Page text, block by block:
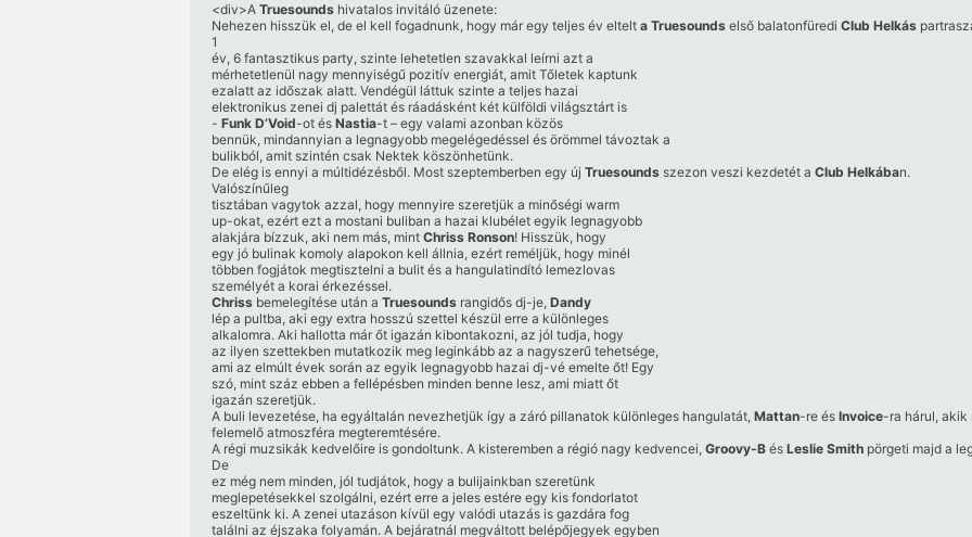
<div>A Truesoundshivatalos invitáló üzenete:
Nehezen hisszük el, de el kell fogadnunk, hogy már egy teljes év eltelt a Truesoundselső balatonfüredi Club Helkás
1
év, 6 fantasztikus party, szinte lehetetlen szavakkal leírni azt a
mérhetetlenül nagy mennyiségű pozitív energiát, amit Tőletek kaptunk
ezalatt az időszak alatt. Vendégül láttuk szinte a teljes hazai
elektronikus zenei dj palettát és ráadásként két külföldi világsztárt is
- Funk D’Void-ot és Nastia-t – egy valami azonban közös
bennük, mindannyian a legnagyobb megelégedéssel és örömmel távoztak a
bulikból, amit szintén csak Nektek köszönhetünk.
De elég is ennyi a múltidézésből. Most szeptemberben egy új Truesoundsszezon veszi kezdetét a Club Helkában.
Valószínűleg
tisztában vagytok azzal, hogy mennyire szeretjük a minőségi warm
up-okat, ezért ezt a mostani buliban a hazai klubélet egyik legnagyobb
alakjára bízzuk, aki nem más, mint Chriss Ronson! Hisszük, hogy
egy jó bulinak komoly alapokon kell állnia, ezért reméljük, hogy minél
többen fogjátok megtisztelni a bulit és a hangulatindító lemezlovas
személyét a korai érkezéssel.
Chrissbemelegítése után a Truesoundsrangidős dj-je, Dandy
lép a pultba, aki egy extra hosszú szettel készül erre a különleges
alkalomra. Aki hallotta már őt igazán kibontakozni, az jól tudja, hogy
az ilyen szettekben mutatkozik meg leginkább az a nagyszerű tehetsége,
ami az elmúlt évek során az egyik legnagyobb hazai dj-vé emelte őt! Egy
szó, mint száz ebben a fellépésben minden benne lesz, ami miatt őt
igazán szeretjük.
A buli levezetése, ha egyáltalán nevezhetjük így a záró pillanatok különleges hangulatát,Mattan-re és Invoice-ra hárul, akik
felemelő atmoszféra megteremtésére.
A régi muzsikák kedvelőire is gondoltunk. A kisteremben a régió nagy kedvencei, Groovy-Bés Leslie Smithpörgeti majd a
De
ez még nem minden, jól tudjátok, hogy a bulijainkban szeretünk
meglepetésekkel szolgálni, ezért erre a jeles estére egy kis fondorlatot
eszeltünk ki. A zenei utazáson kívül egy valódi utazás is gazdára fog
találni az éjszaka folyamán. A bejáratnál megváltott belépőjegyek egyben